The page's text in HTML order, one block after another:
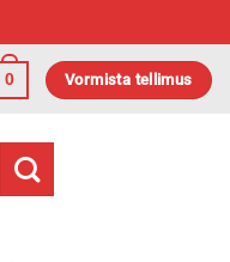
0 Vormista tellimus